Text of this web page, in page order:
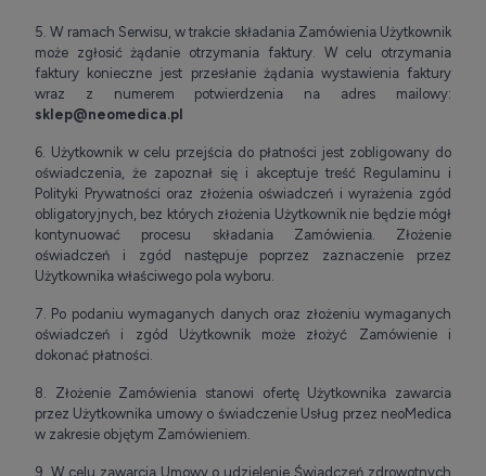
5. W ramach Serwisu, w trakcie składania Zamówienia Użytkownik
może zgłosić żądanie otrzymania faktury. W celu otrzymania
faktury konieczne jest przesłanie żądania wystawienia faktury
wraz z numerem potwierdzenia na adres mailowy:
sklep@neomedica.pl
6. Użytkownik w celu przejścia do płatności jest zobligowany do
oświadczenia, że zapoznał się i akceptuje treść Regulaminu i
Polityki Prywatności oraz złożenia oświadczeń i wyrażenia zgód
obligatoryjnych, bez których złożenia Użytkownik nie będzie mógł
kontynuować procesu składania Zamówienia. Złożenie
oświadczeń i zgód następuje poprzez zaznaczenie przez
Użytkownika właściwego pola wyboru.
7. Po podaniu wymaganych danych oraz złożeniu wymaganych
oświadczeń i zgód Użytkownik może złożyć Zamówienie i
dokonać płatności.
8. Złożenie Zamówienia stanowi ofertę Użytkownika zawarcia
przez Użytkownika umowy o świadczenie Usług przez neoMedica
w zakresie objętym Zamówieniem.
9. W celu zawarcia Umowy o udzielenie Świadczeń zdrowotnych